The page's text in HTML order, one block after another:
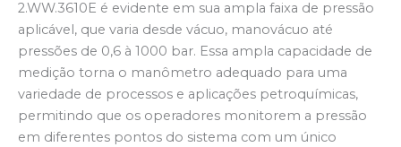
2.WW.3610E é evidente em sua ampla faixa de pressão
aplicável, que varia desde vácuo, manovácuo até
pressões de 0,6 à 1000 bar. Essa ampla capacidade de
medição torna o manômetro adequado para uma
variedade de processos e aplicações petroquímicas,
permitindo que os operadores monitorem a pressão
em diferentes pontos do sistema com um único